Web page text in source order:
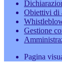
Obiettivi di
Gestione
Pagina